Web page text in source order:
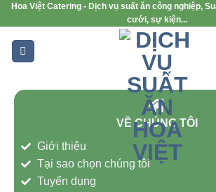
Hoa Việt Catering - Dịch vụ suất ăn công nghiệp,
cưới, sự kiện...
VỀ CHÚNG TÔI
Giới thiệu
Tại sao chọn chúng tôi
Tuyển dụng